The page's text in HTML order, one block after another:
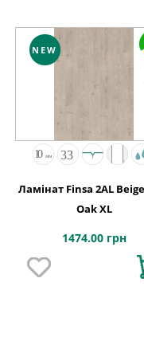
NEW
Ламінат Finsa 2AL Beige Eyre
Oak XL
1474.00 грн